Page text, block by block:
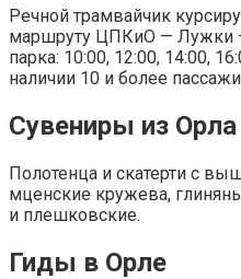
Речной трамвайчик
маршруту ЦПКиО — Лужки
парка: 10:00, 12:00, 14:00,
наличии 10 и более
Сувениры из Орла
Полотенца и скатерти с
мценские кружева,
и плешковские.
Гиды в Орле